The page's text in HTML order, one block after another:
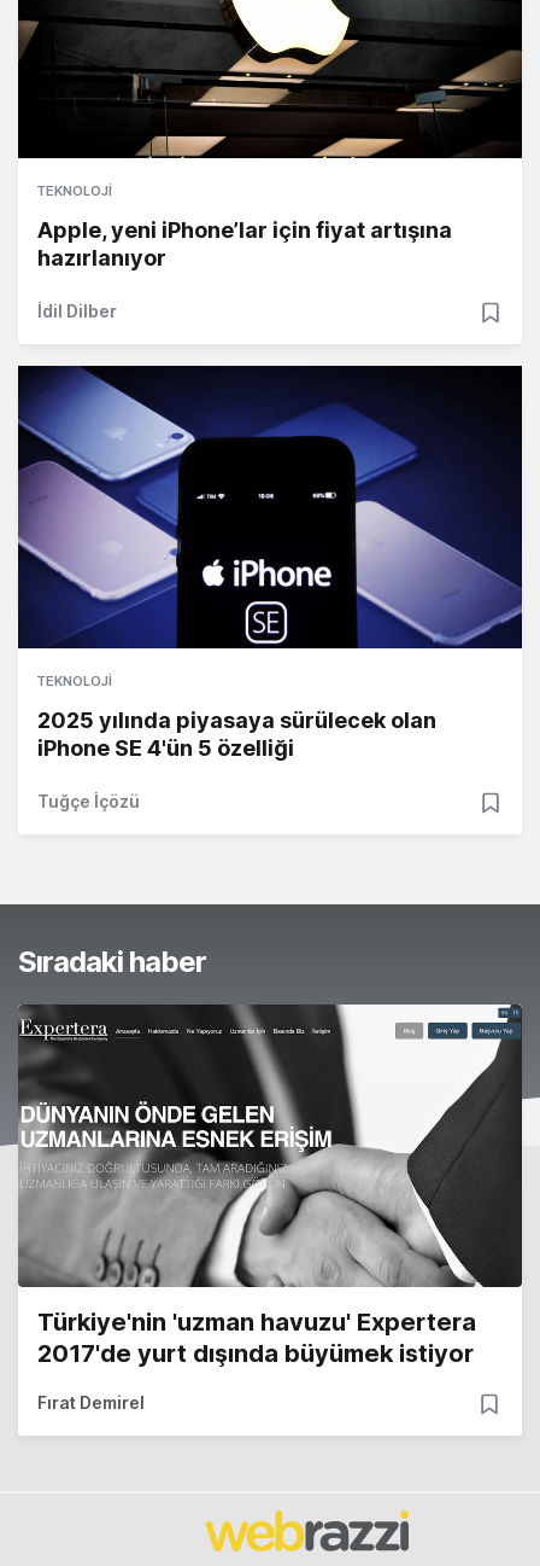
TEKNOLOJI
Apple, yeni iPhone’lar için fiyat artışına
hazırlanıyor
İdil Dilber
TEKNOLOJI
2025 yılında piyasaya sürülecek olan
iPhone SE 4'ün 5 özelliği
Tuğçe İçözü
Sıradaki haber
Türkiye'nin 'uzman havuzu' Expertera
2017'de yurt dışında büyümek istiyor
Fırat Demirel